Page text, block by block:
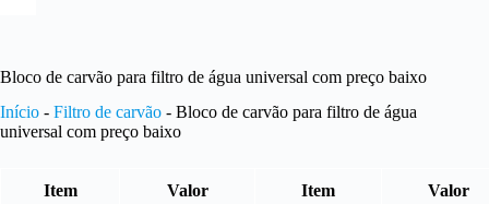
Bloco de carvão para filtro de água universal com preço baixo
Início - Filtro de carvão - Bloco de carvão para filtro de água
universal com preço baixo
Item Valor Item Valor